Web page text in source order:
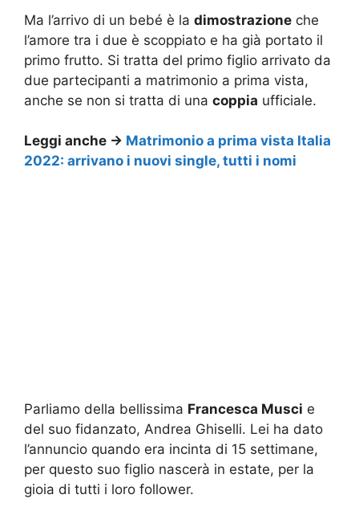
Ma l’arrivo di un bebé è la dimostrazione che
l’amore tra i due è scoppiato e ha già portato il
primo frutto. Si tratta del primo figlio arrivato da
due partecipanti a matrimonio a prima vista,
anche se non si tratta di una coppia ufficiale.
Leggi anche -> Matrimonio a prima vista Italia
2022: arrivano i nuovi single, tutti i nomi
Parliamo della bellissima Francesca Musci e
del suo fidanzato, Andrea Ghiselli. Lei ha dato
l’annuncio quando era incinta di 15 settimane,
per questo suo figlio nascerà in estate, per la
gioia di tutti i loro follower.